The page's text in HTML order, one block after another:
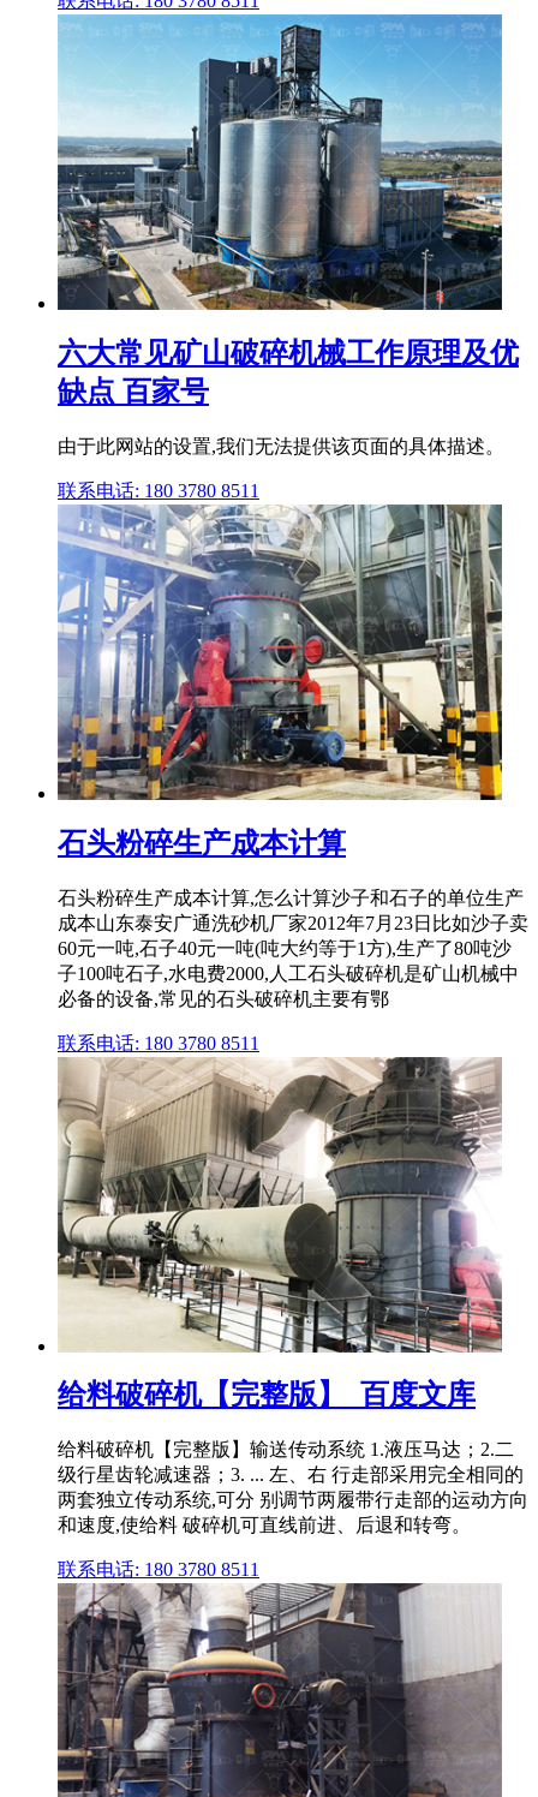
六大常见矿山破碎机械工作原理及优
缺点 百家号
由于此网站的设置,我们无法提供该页面的具体描述。
联系电话: 180 3780 8511
石头粉碎生产成本计算
石头粉碎生产成本计算,怎么计算沙子和石子的单位生产
成本山东泰安广通洗砂机厂家2012年7月23日比如沙子卖
60元一吨,石子40元一吨(吨大约等于1方),生产了80吨沙
子100吨石子,水电费2000,人工石头破碎机是矿山机械中
必备的设备,常见的石头破碎机主要有鄂
联系电话: 180 3780 8511
给料破碎机【完整版】_百度文库
给料破碎机【完整版】输送传动系统 1.液压马达；2.二
级行星齿轮减速器；3. ... 左、右 行走部采用完全相同的
两套独立传动系统,可分 别调节两履带行走部的运动方向
和速度,使给料 破碎机可直线前进、后退和转弯。
联系电话: 180 3780 8511